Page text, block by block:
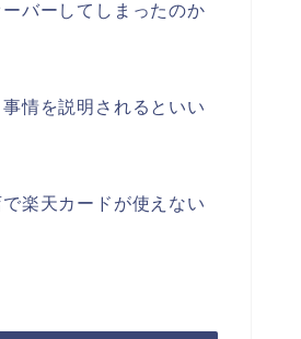
バーしてしまったのか
情を説明されるといい
楽天カードが使えない